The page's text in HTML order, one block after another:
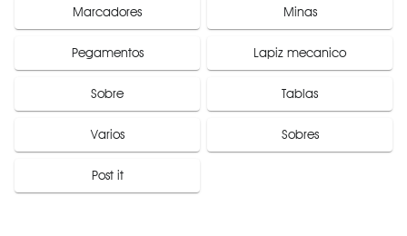
Marcadores Minas
Pegamentos Lapiz mecanico
Sobre Tablas
Varios Sobres
Post it